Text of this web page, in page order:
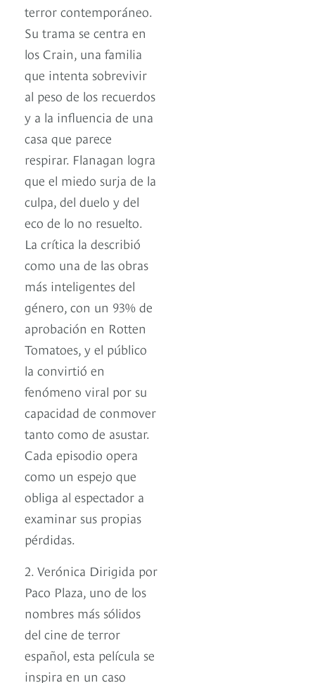
terror contemporáneo.
Su trama se centra en
los Crain, una familia
que intenta sobrevivir
al peso de los recuerdos
y a la influencia de una
casa que parece
respirar. Flanagan logra
que el miedo surja de la
culpa, del duelo y del
eco de lo no resuelto.
La crítica la describió
como una de las obras
más inteligentes del
género, con un 93% de
aprobación en Rotten
Tomatoes, y el público
la convirtió en
fenómeno viral por su
capacidad de conmover
tanto como de asustar.
Cada episodio opera
como un espejo que
obliga al espectador a
examinar sus propias
pérdidas.
2. Verónica Dirigida por
Paco Plaza, uno de los
nombres más sólidos
del cine de terror
español, esta película se
inspira en un caso